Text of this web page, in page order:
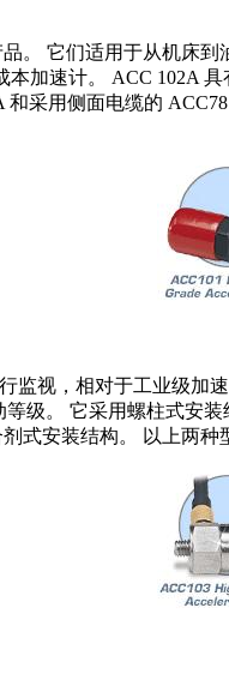
。 它们适用于从机床
本加速计。 ACC 102A
和采用侧面电缆的
监视，相对于工业级加
等级。 它采用螺柱式安
式安装结构。 以上两